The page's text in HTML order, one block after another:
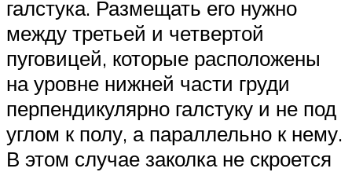
галстука. Размещать его нужно
между третьей и четвертой
пуговицей, которые расположены
на уровне нижней части груди
перпендикулярно галстуку и не под
углом к полу, а параллельно к нему.
В этом случае заколка не скроется